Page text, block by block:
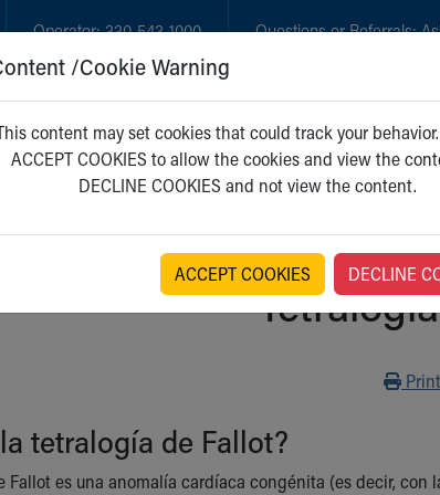
Operator:330-543-1000 Questions or Referrals:
GET CARE NEW PARENTS
Print
tetralogía de Fallot?
Fallot es una anomalía cardíaca congénita (es decir,
/Cookie Warning
content may set cookies that could track your behavior.
ACCEPT COOKIES to allow the cookies and view the
DECLINE COOKIES and not view the content.
ACCEPT COOKIES DECLINE